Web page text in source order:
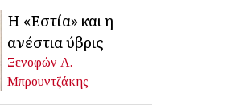
Η «Εστία» και η
ανέστια ύβρις
Ξενοφών Α.
Μπρουντζάκης